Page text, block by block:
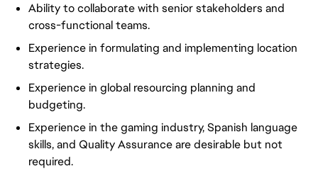
Ability to collaborate with senior stakeholders and
cross-functional teams.
Experience in formulating and implementing location
strategies.
Experience in global resourcing planning and
budgeting.
Experience in the gaming industry, Spanish language
skills, and Quality Assurance are desirable but not
required.